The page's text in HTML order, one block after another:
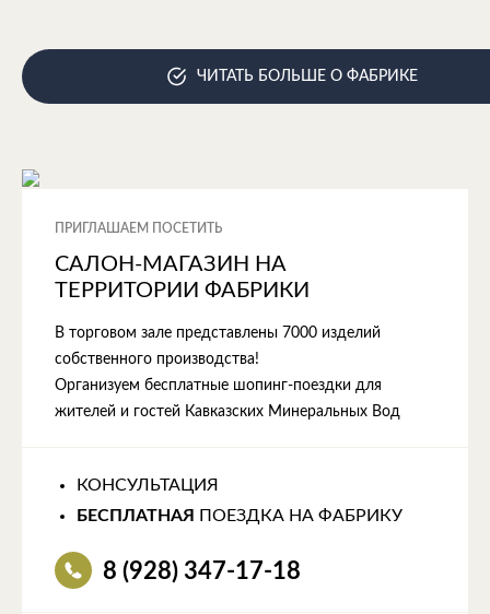
ЧИТАТЬ БОЛЬШЕ О ФАБРИКЕ
ПРИГЛАШАЕМ ПОСЕТИТЬ
САЛОН-МАГАЗИН НА
ТЕРРИТОРИИ ФАБРИКИ
В торговом зале представлены 7000 изделий
собственного производства!
Организуем бесплатные шопинг-поездки для
жителей и гостей Кавказских Минеральных Вод
КОНСУЛЬТАЦИЯ
БЕСПЛАТНАЯ
ПОЕЗДКА НА ФАБРИКУ
8 (928) 347-17-18